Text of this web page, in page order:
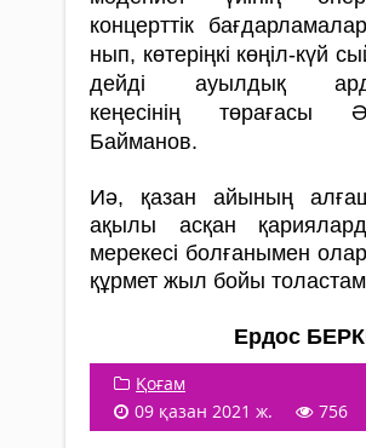
концерттік
нып, көтеріңкі көңіл-күй
дейді ауылдық
кеңесінің төрағасы
Байманов.
Иә, қазан айының
ақылы асқан
мерекесі болғанымен
құрмет жыл бойы
Ердос
Қоғам
09 қазан 2021 ж.
756